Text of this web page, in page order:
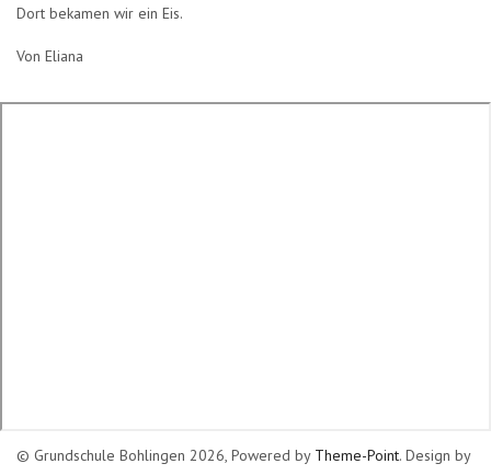
Dort bekamen wir ein Eis.
Von Eliana
© Grundschule Bohlingen 2026, Powered by Theme-Point. Design by